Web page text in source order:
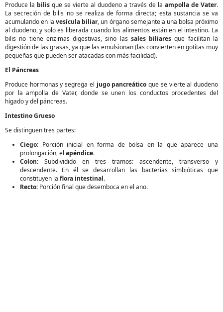
Produce la bilis que se vierte al duodeno a través de la ampolla de Vater.
La secreción de bilis no se realiza de forma directa; esta sustancia se va
acumulando en lavesícula biliar, un órgano semejante a una bolsa próximo
al duodeno, y solo es liberada cuando los alimentos están en el intestino. La
bilis no tiene enzimas digestivas, sino las sales biliares que facilitan la
digestión de las grasas, ya que las emulsionan (las convierten en gotitas muy
pequeñas que pueden ser atacadas con más facilidad).
El Páncreas
Produce hormonas y segrega el jugo pancreático que se vierte al duodeno
por la ampolla de Vater, donde se unen los conductos procedentes del
hígado y del páncreas.
Intestino Grueso
Se distinguen tres partes:
Ciego: Porción inicial en forma de bolsa en la que aparece una
prolongación, el apéndice.
Colon: Subdividido en tres tramos: ascendente, transverso y
descendente. En él se desarrollan las bacterias simbióticas que
constituyen la flora intestinal.
Recto: Porción final que desemboca en el ano.